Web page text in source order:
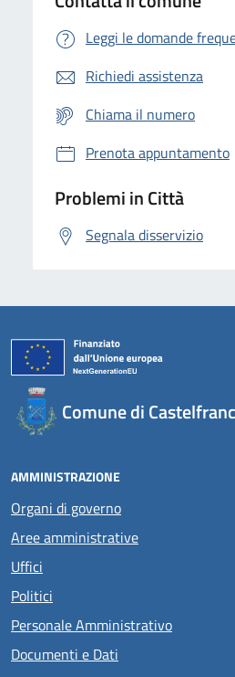
Leggi le domande
Richiedi assistenza
Chiama il numero
Prenota appuntamento
Problemi in Città
Segnala disservizio
Comune di
AMMINISTRAZIONE
Organi di governo
Aree amministrative
Uffici
Politici
Personale Amministrativo
Documenti e Dati